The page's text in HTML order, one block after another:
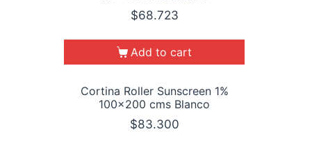
$68.723
Add to cart
Cortina Roller Sunscreen 1%
100×200 cms Blanco
$83.300